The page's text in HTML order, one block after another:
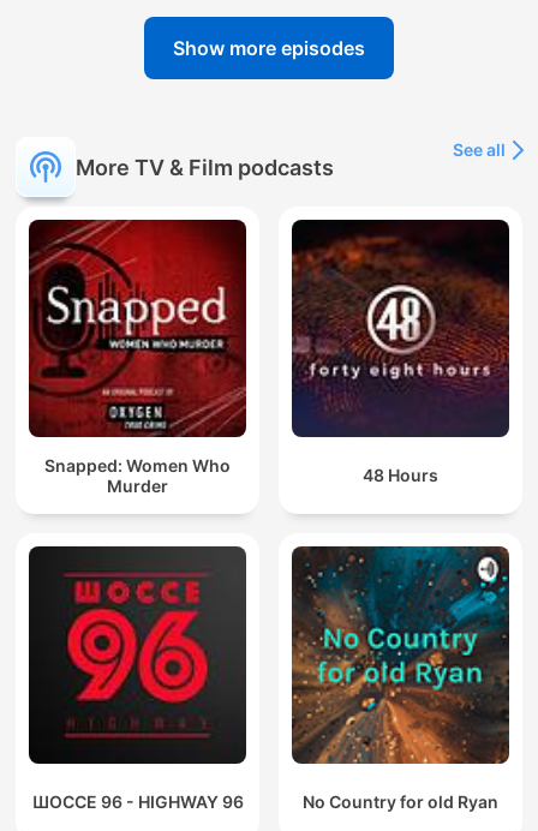
Show more episodes
More TV & Film podcasts
See all
Snapped: Women Who
Murder
48 Hours
ШОССЕ 96 - HIGHWAY 96 No Country for old Ryan